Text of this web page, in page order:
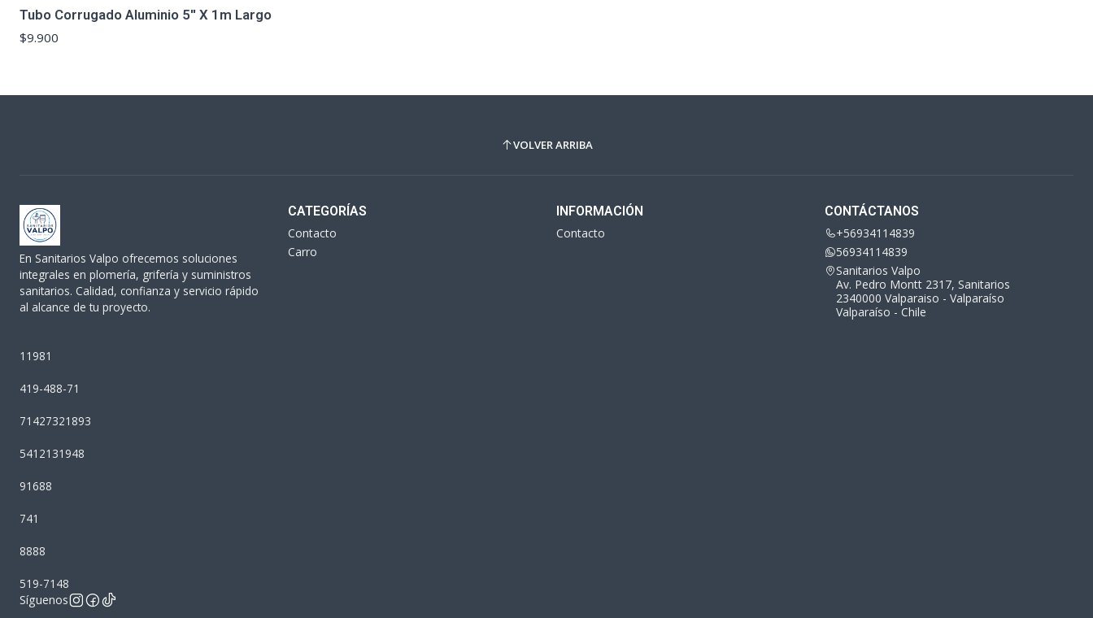
Tubo Corrugado Aluminio 5'' X 1m Largo
$9.900
VOLVER ARRIBA
En Sanitarios Valpo ofrecemos soluciones
integrales en plomería, grifería y suministros
sanitarios. Calidad, confianza y servicio rápido
al alcance de tu proyecto.
11981
419-488-71
71427321893
5412131948
91688
741
8888
519-7148
Síguenos
CATEGORÍAS
Contacto
Carro
INFORMACIÓN
Contacto
CONTÁCTANOS
+56934114839
56934114839
Sanitarios Valpo
Av. Pedro Montt 2317, Sanitarios
2340000 Valparaiso - Valparaíso
Valparaíso - Chile